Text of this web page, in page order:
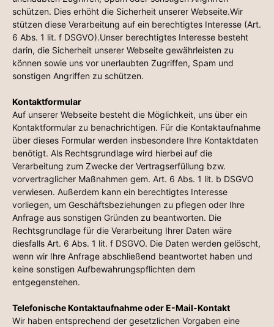
schützen. Dies erhöht die Sicherheit unserer Webseite.Wir
stützen diese Verarbeitung auf ein berechtigtes Interesse (Art.
6 Abs. 1 lit. f DSGVO).Unser berechtigtes Interesse besteht
darin, die Sicherheit unserer Webseite gewährleisten zu
können sowie uns vor unerlaubten Zugriffen, Spam und
sonstigen Angriffen zu schützen.
Kontaktformular
Auf unserer Webseite besteht die Möglichkeit, uns über ein
Kontaktformular zu benachrichtigen. Für die Kontaktaufnahme
über dieses Formular werden insbesondere Ihre Kontaktdaten
benötigt. Als Rechtsgrundlage wird hierbei auf die
Verarbeitung zum Zwecke der Vertragserfüllung bzw.
vorvertraglicher Maßnahmen gem. Art. 6 Abs. 1 lit. b DSGVO
verwiesen. Außerdem kann ein berechtigtes Interesse
vorliegen, um Geschäftsbeziehungen zu pflegen oder Ihre
Anfrage aus sonstigen Gründen zu beantworten. Die
Rechtsgrundlage für die Verarbeitung Ihrer Daten wäre
diesfalls Art. 6 Abs. 1 lit. f DSGVO. Die Daten werden gelöscht,
wenn wir Ihre Anfrage abschließend beantwortet haben und
keine sonstigen Aufbewahrungspflichten dem
entgegenstehen.
Telefonische Kontaktaufnahme oder E-Mail-Kontakt
Wir haben entsprechend der gesetzlichen Vorgaben eine